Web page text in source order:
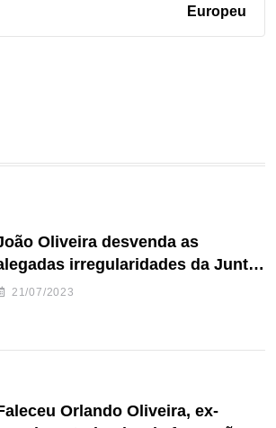
Europeu
Oliveira desvenda as
irregularidades da Junta
Freguesia S. João de Ver
21/07/2023
Orlando Oliveira, ex-